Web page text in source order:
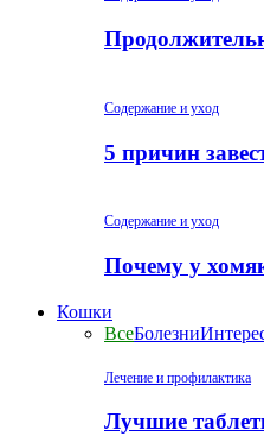
Содержание и уход
5 причин
Содержание и уход
Почему у
Кошки
ВсеБолезни
Лечение и профилактика
Лучшие